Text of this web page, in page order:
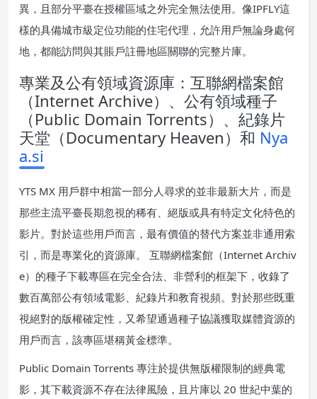
異，且部分平臺在授權區域之外完全無法使用。像IPFLY這
樣的具備城市級定位功能的住宅代理，允許用戶無論身處何
地，都能訪問與其賬戶註冊地區關聯的完整片庫。
專業及公有領域資源庫：互聯網檔案館
（Internet Archive）、公有領域種子
（Public Domain Torrents）、紀錄片
天堂（Documentary Heaven）和 Nya
a.si
YTS MX 用戶群中相當一部分人尋求的並非最新大片，而是
那些主流平臺長期忽視的稀有、絕版或具有特定文化特色的
影片。對於這些用戶而言，最有價值的替代方案並非通用索
引，而是專業化的資源庫。 互聯網檔案館（Internet Archiv
e）的種子下載專區在完全合法、非營利的框架下，收錄了
數百萬部公有領域電影、紀錄片和教育視頻。對於那些既重
視絕對的版權確定性，又希望通過種子協議獲取媒體資源的
用戶而言，該專區堪稱黃金標準。
Public Domain Torrents 專注於提供無版權限制的經典電
影，其下載資源不存在法律風險，且片庫以 20 世紀中葉的